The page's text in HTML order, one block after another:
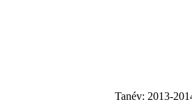
Tanév: 2013-